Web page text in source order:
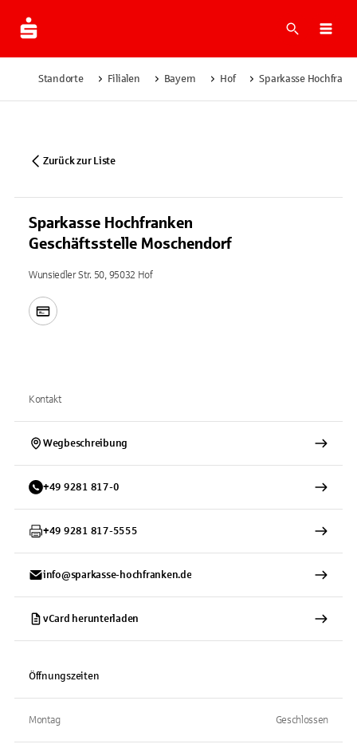
Suche
Standorte Filialen Bayern Hof Sparkasse
Zurück zur Liste
Sparkasse Hochfranken
Geschäftsstelle Moschendorf
Wunsiedler Str. 50, 95032 Hof
Kontakt
Wegbeschreibung
+49 9281 817-0
+49 9281 817-5555
info@sparkasse-hochfranken.de
vCard herunterladen
Öffnungszeiten
Montag Geschlossen